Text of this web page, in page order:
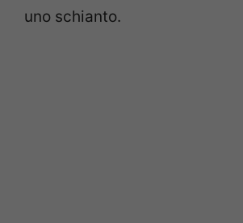
uno schianto.